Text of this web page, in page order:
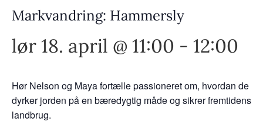
Markvandring: Hammersly
lør 18. april @ 11:00 - 12:00
Hør Nelson og Maya fortælle passioneret om, hvordan de
dyrker jorden på en bæredygtig måde og sikrer fremtidens
landbrug.